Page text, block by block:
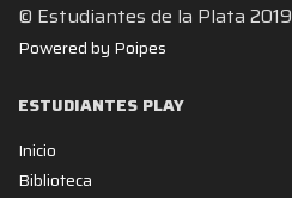
© Estudiantes de la Plata 2019
Powered by Poipes
ESTUDIANTES PLAY
Inicio
Biblioteca